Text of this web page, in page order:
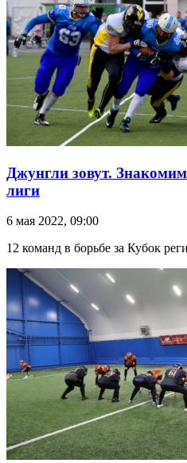
Джунгли зовут.
лиги
6 мая 2022, 09:00
12 команд в борьбе за Кубок